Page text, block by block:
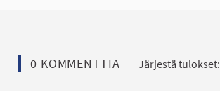
0 KOMMENTTIA Järjestä tulokset: